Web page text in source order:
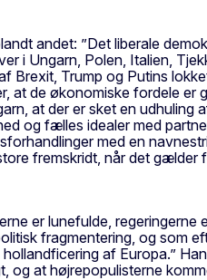
andet: ”Det liberale
i Ungarn, Polen, Italien,
Brexit, Trump og Putins
at de økonomiske fordele
at der er sket en
og fælles idealer med
med en
fremskridt, når det gælder
er lunefulde, regeringerne
fragmentering, og som
af Europa.”
og at højrepopulisterne